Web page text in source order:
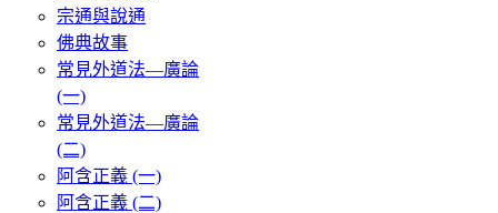
宗通與說通
佛典故事
常見外道法—廣論
(一)
常見外道法—廣論
(二)
阿含正義 (一)
阿含正義 (二)